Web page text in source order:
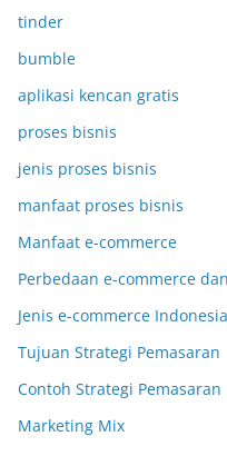
tinder
bumble
aplikasi kencan gratis
proses bisnis
jenis proses bisnis
manfaat proses bisnis
Manfaat e-commerce
Perbedaan e-commerce
Jenis e-commerce Indonesia
Tujuan Strategi Pemasaran
Contoh Strategi Pemasaran
Marketing Mix